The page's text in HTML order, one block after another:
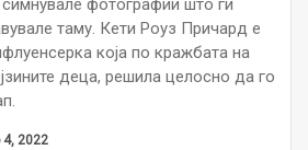
симнувале фотографии што ги
таму. Кети Роуз Причард е
која по кражбата на
деца, решила целосно да го
4, 2022